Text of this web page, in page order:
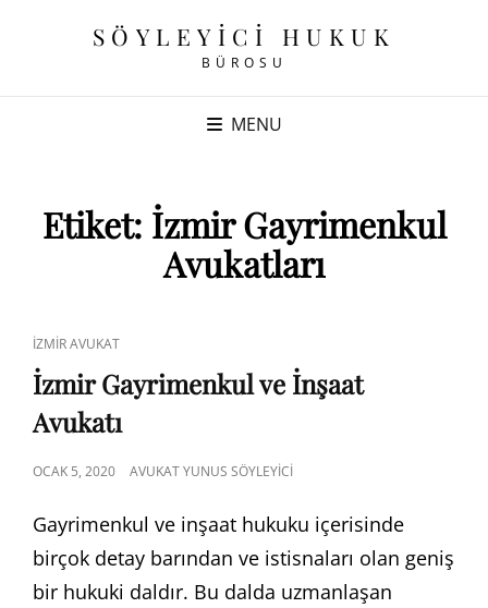
SÖYLEYICI HUKUK
BÜROSU
MENU
Etiket: İzmir Gayrimenkul
Avukatları
CAT
LINKS
İZMIR AVUKAT
İzmir Gayrimenkul ve İnşaat
Avukatı
POSTED
OCAK 5, 2020 AVUKAT YUNUS SÖYLEYICI
Gayrimenkul ve inşaat hukuku içerisinde
birçok detay barından ve istisnaları olan geniş
bir hukuki daldır. Bu dalda uzmanlaşan